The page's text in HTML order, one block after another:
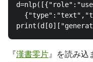
『漢書零片』を読み込